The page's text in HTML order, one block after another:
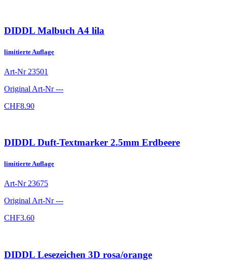
DIDDL Malbuch A4 lila
limitierte Auflage
Art-Nr 23501
Original Art-Nr---
CHF8.90
DIDDL Duft-Textmarker 2.5mm Erdbeere
limitierte Auflage
Art-Nr 23675
Original Art-Nr---
CHF3.60
DIDDL Lesezeichen 3D rosa/orange